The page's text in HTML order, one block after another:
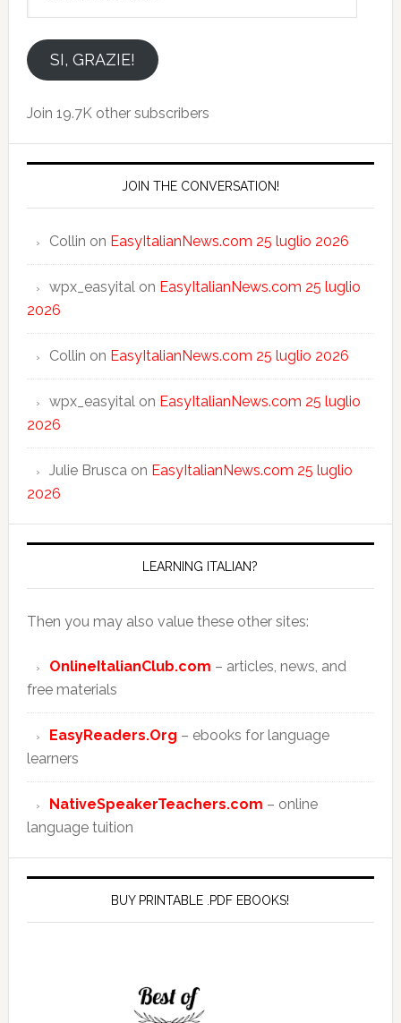
emailSI, GRAZIE!
Join 19.7K other subscribers
JOIN THE CONVERSATION!
Collin on EasyItalianNews.com 25 luglio 2026
wpx_easyital on EasyItalianNews.com 25 luglio
2026
Collin on EasyItalianNews.com 25 luglio 2026
wpx_easyital on EasyItalianNews.com 25 luglio
2026
Julie Brusca on EasyItalianNews.com 25 luglio
2026
LEARNING ITALIAN?
Then you may also value these other sites:
OnlineItalianClub.com – articles, news, and
free materials
EasyReaders.Org – ebooks for language
learners
NativeSpeakerTeachers.com – online
language tuition
BUY PRINTABLE .PDF EBOOKS!